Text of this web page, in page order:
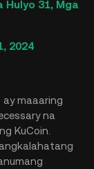
Hulyo 31, Mga
2024
maaaring
na
KuCoin.